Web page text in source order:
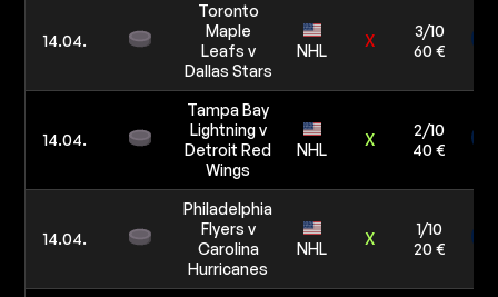
14.04.
Toronto
Maple
Leafs v
Dallas Stars
NHL
X
3/10
60 €
14.04.
Tampa Bay
Lightning v
Detroit Red
Wings
NHL
X
2/10
40 €
14.04.
Philadelphia
Flyers v
Carolina
Hurricanes
NHL
X
1/10
20 €